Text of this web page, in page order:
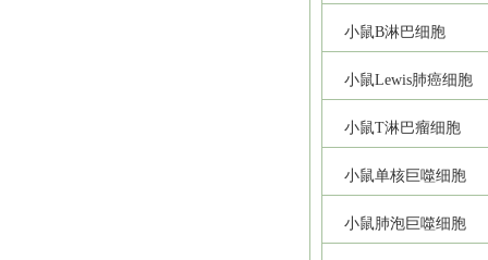
小鼠B淋巴细胞
小鼠Lewis肺癌细胞
小鼠T淋巴瘤细胞
小鼠单核巨噬细胞
小鼠肺泡巨噬细胞